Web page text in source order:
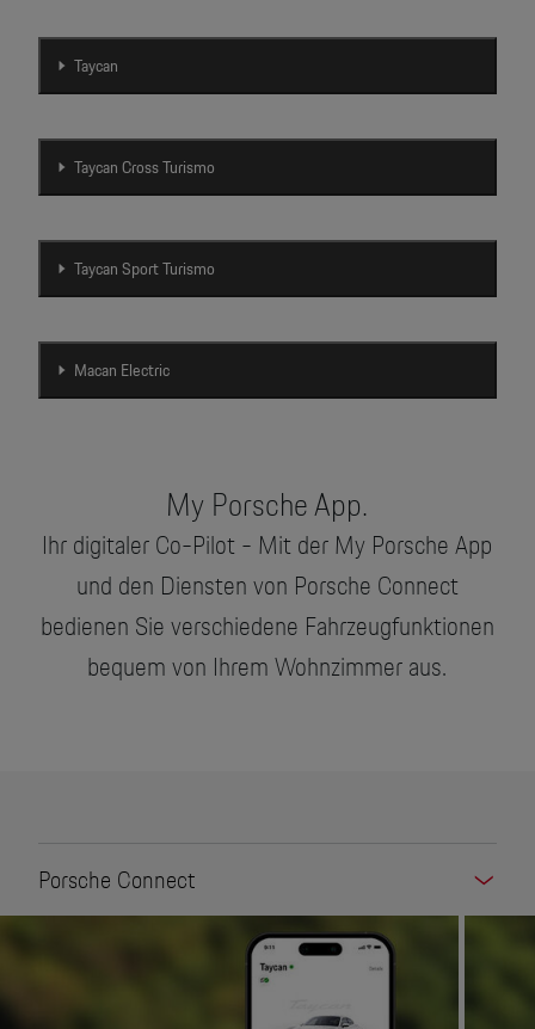
Taycan
Taycan Cross Turismo
Taycan Sport Turismo
Macan Electric
My Porsche App.
Ihr digitaler Co-Pilot - Mit der My Porsche App
und den Diensten von Porsche Connect
bedienen Sie verschiedene Fahrzeugfunktionen
bequem von Ihrem Wohnzimmer aus.
Porsche Connect